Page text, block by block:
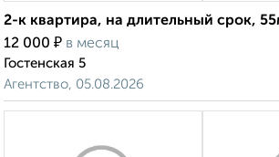
2-к квартира, на длительный срок,
12 000 ₽ в месяц
Гостенская 5
Агентство, 05.08.2026